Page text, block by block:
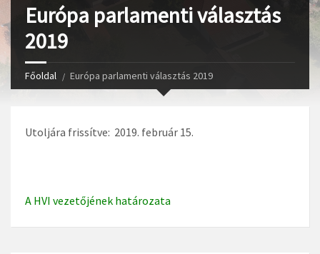
Európa parlamenti választás
2019
Főoldal Európa parlamenti választás 2019
Utoljára frissítve: 2019. február 15.
A HVI vezetőjének határozata